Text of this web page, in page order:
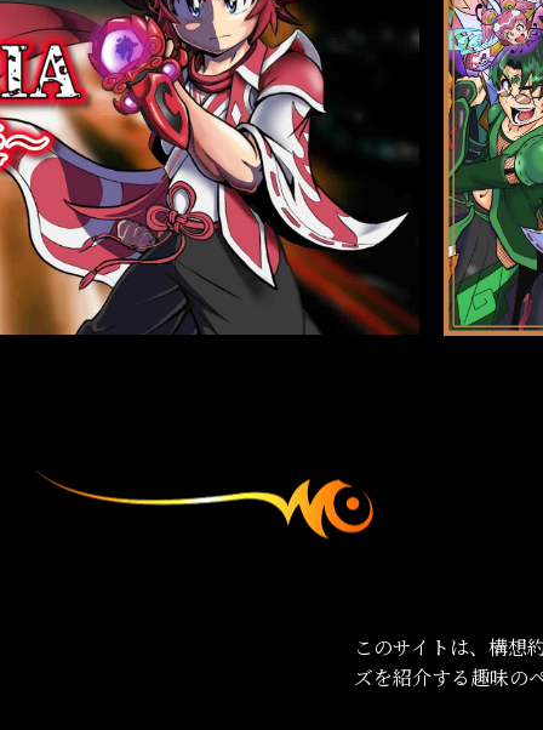
このサイトは、構想
ズを紹介する趣味の